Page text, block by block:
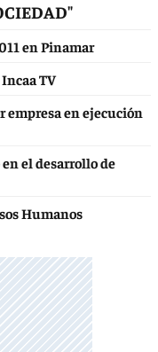
en Pinamar
TV
empresa en ejecución
el desarrollo de
Humanos